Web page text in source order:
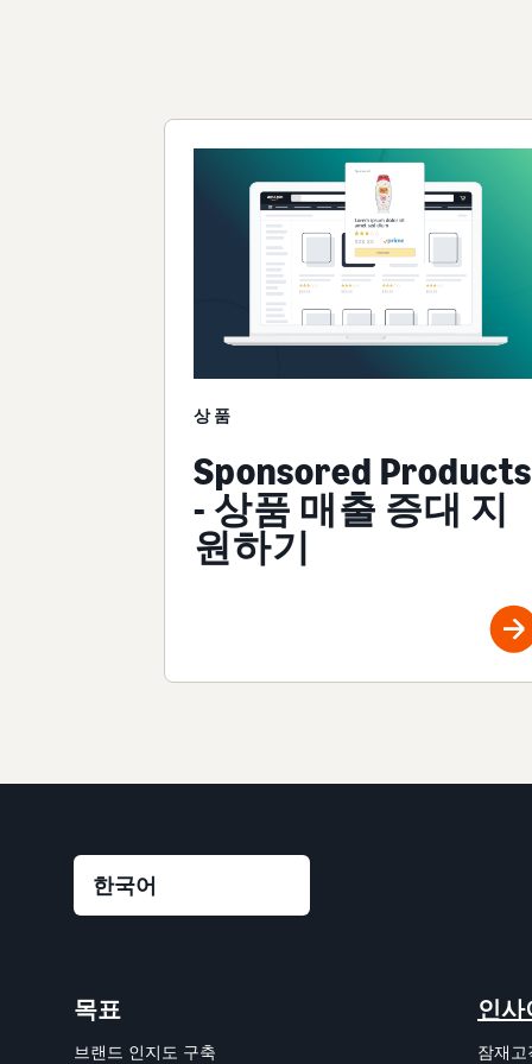
상품
Sponsored Products
- 상품 매출 증대 지
원하기
목표
브랜드 인지도 구축
인사
잠재